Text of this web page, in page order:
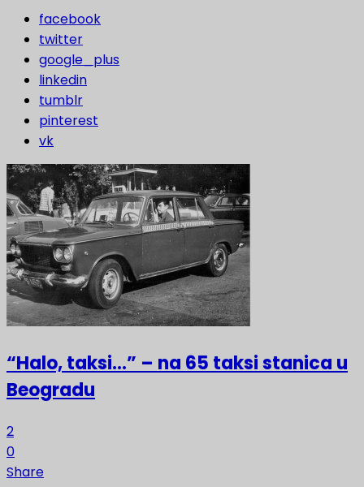
facebook
twitter
google_plus
linkedin
tumblr
pinterest
vk
“Halo, taksi…” – na 65 taksi stanica u
Beogradu
2
0
Share